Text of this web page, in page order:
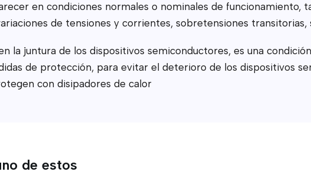
en condiciones normales o nominales de
de tensiones y corrientes, sobretensiones
la juntura de los dispositivos semiconductores, es una
de protección, para evitar el deterioro de los dispositivos
con disipadores de calor
de estos